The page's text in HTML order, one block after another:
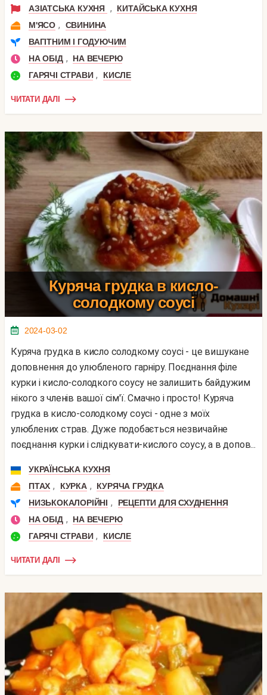
АЗІАТСЬКА КУХНЯ ,
КИТАЙСЬКА КУХНЯ
М'ЯСО ,
СВИНИНА
ВАГІТНИМ І ГОДУЮЧИМ
НА ОБІД ,
НА ВЕЧЕРЮ
ГАРЯЧІ СТРАВИ , КИСЛЕ
ЧИТАТИ ДАЛІ
Куряча грудка в кисло-
солодкому соусі
2024-03-02
Куряча грудка в кисло солодкому соусі - це вишукане
доповнення до улюбленого гарніру. Поєднання філе
курки і кисло-солодкого соусу не залишить байдужим
нікого з членів вашої сім'ї. Смачно і просто! Куряча
грудка в кисло-солодкому соусі - одне з моїх
улюблених страв. Дуже подобається незвичайне
поєднання курки і слідкувати-кислого соусу, а в допов...
УКРАЇНСЬКА КУХНЯ
ПТАХ , КУРКА ,
КУРЯЧА ГРУДКА
НИЗЬКОКАЛОРІЙНІ ,
РЕЦЕПТИ ДЛЯ СХУДНЕННЯ
НА ОБІД ,
НА ВЕЧЕРЮ
ГАРЯЧІ СТРАВИ , КИСЛЕ
ЧИТАТИ ДАЛІ